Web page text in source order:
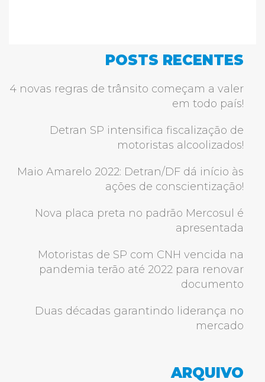
POSTS RECENTES
4 novas regras de trânsito começam a valer
em todo país!
Detran SP intensifica fiscalização de
motoristas alcoolizados!
Maio Amarelo 2022: Detran/DF dá início às
ações de conscientização!
Nova placa preta no padrão Mercosul é
apresentada
Motoristas de SP com CNH vencida na
pandemia terão até 2022 para renovar
documento
Duas décadas garantindo liderança no
mercado
ARQUIVO